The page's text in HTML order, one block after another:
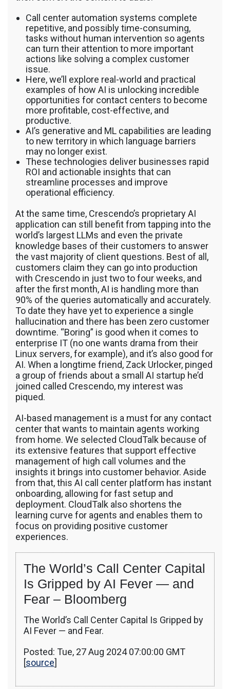
Call center automation systems complete
repetitive, and possibly time-consuming,
tasks without human intervention so agents
can turn their attention to more important
actions like solving a complex customer
issue.
Here, we’ll explore real-world and practical
examples of how AI is unlocking incredible
opportunities for contact centers to become
more profitable, cost-effective, and
productive.
AI’s generative and ML capabilities are leading
to new territory in which language barriers
may no longer exist.
These technologies deliver businesses rapid
ROI and actionable insights that can
streamline processes and improve
operational efficiency.
At the same time, Crescendo’s proprietary AI
application can still benefit from tapping into the
world’s largest LLMs and even the private
knowledge bases of their customers to answer
the vast majority of client questions. Best of all,
customers claim they can go into production
with Crescendo in just two to four weeks, and
after the first month, AI is handling more than
90% of the queries automatically and accurately.
To date they have yet to experience a single
hallucination and there has been zero customer
downtime. “Boring” is good when it comes to
enterprise IT (no one wants drama from their
Linux servers, for example), and it’s also good for
AI. When a longtime friend, Zack Urlocker, pinged
a group of friends about a small AI startup he’d
joined called Crescendo, my interest was
piqued.
AI-based management is a must for any contact
center that wants to maintain agents working
from home. We selected CloudTalk because of
its extensive features that support effective
management of high call volumes and the
insights it brings into customer behavior. Aside
from that, this AI call center platform has instant
onboarding, allowing for fast setup and
deployment. CloudTalk also shortens the
learning curve for agents and enables them to
focus on providing positive customer
experiences.
The World’s Call Center Capital
Is Gripped by AI Fever — and
Fear – Bloomberg
The World’s Call Center Capital Is Gripped by
AI Fever — and Fear.
Posted: Tue, 27 Aug 2024 07:00:00 GMT
[source]